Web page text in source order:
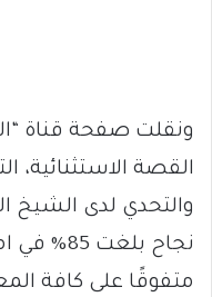
ونقلت صفحة قناة
القصة
والتحدي لدى
نجاح
متفوقًا على كافة